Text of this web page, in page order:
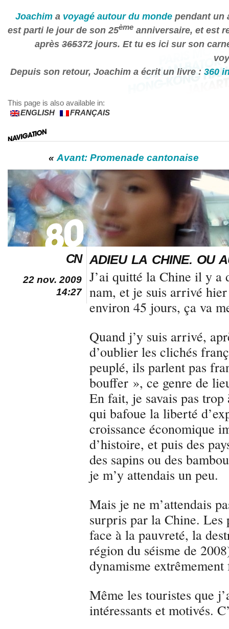
Joachim a voyagé autour du monde pendant un
est parti le jour de son 25ème anniversaire, et est
après 365372 jours. Et tu es ici sur son
Depuis son retour, Joachim a écrit un livre : 360
This page is also available in:
ENGLISH
FRANÇAIS
« Avant: Promenade cantonaise
CN
22 nov. 2009
14:27
ADIEU LA CHINE. OU
J’ai quitté la Chine il y a
nam, et je suis arrivé
environ 45 jours, ça va
Quand j’y suis arrivé,
d’oublier les clichés
peuplé, ils parlent pas
bouffer », ce genre de
En fait, je savais pas
qui bafoue la liberté
croissance économique
d’histoire, et puis des
des sapins ou des
je m’y attendais un peu.
Mais je ne m’attendais
surpris par la Chine.
face à la pauvreté, la
région du séisme de
dynamisme
Même les touristes que
intéressants et motivés.